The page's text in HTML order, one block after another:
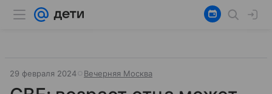
29 февраля 2024 Вечерняя Москва